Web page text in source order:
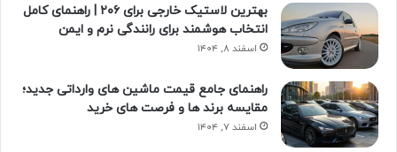
بهترین لاستیک خارجی برای ۲۰۶ | راهنمای کامل
انتخاب هوشمند برای رانندگی نرم و ایمن
اسفند ۸, ۱۴۰۴
راهنمای جامع قیمت ماشین های وارداتی جدید؛
مقایسه برند ها و فرصت های خرید
اسفند ۷, ۱۴۰۴